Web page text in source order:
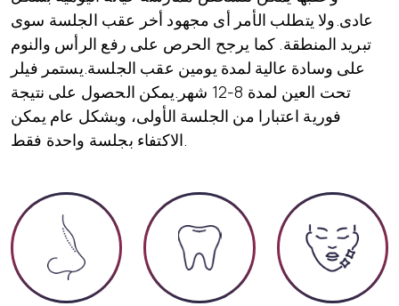
عادى.ولا يتطلب الأمر أى مجهود أخر عقب الجلسة سوى
تبريد المنطقة. كما يرجح الحرص على رفع الرأس والنوم
على وسادة عالية لمدة يومين عقب الجلسة.يستمر فيلر
تحت العين لمدة 8-12 شهر.يمكن الحصول على نتيجة
فورية اعتبارا من الجلسة الأولى، وبشكل عام يمكن